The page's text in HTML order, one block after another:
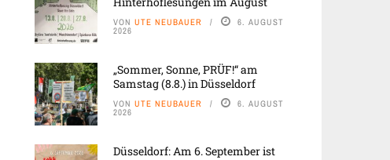
VON UTE NEUBAUER 6. AUGUST
2026
„Sommer, Sonne, PRÜF!“ am
Samstag (8.8.) in Düsseldorf
VON UTE NEUBAUER 6. AUGUST
2026
Düsseldorf: Am 6. September ist